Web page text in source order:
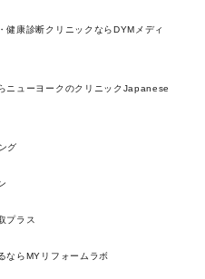
健康診断クリニックならDYMメディ
ニューヨークのクリニックJapanese
グ
プラス
ならMYリフォームラボ